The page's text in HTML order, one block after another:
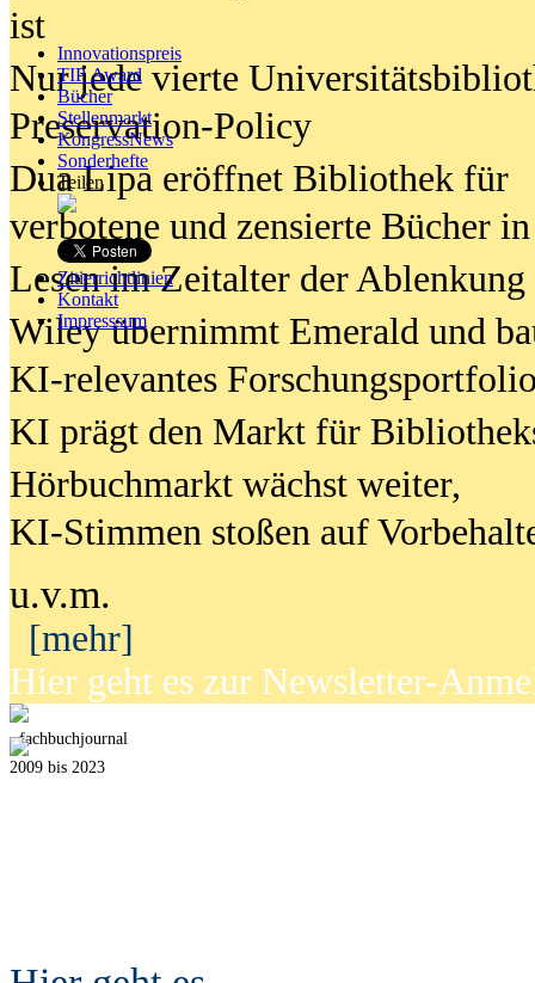
Innovationspreis
TIP Award
Bücher
Stellenmarkt
KongressNews
Sonderhefte
Teilen
Zitierrichtlinien
Kontakt
Impresssum
ist
Nur jede vierte
Preservation-Policy
Dua Lipa eröffnet Bibliothek für
verbotene und zensierte Bücher
Lesen im Zeitalter der Ablenkung
Wiley übernimmt Emerald und
KI-relevantes
KI prägt den Markt für
Hörbuchmarkt wächst weiter,
KI-Stimmen stoßen auf
u.v.m.
[mehr]
Hier geht es zur Newsletter-
fachbuchjournal
2009 bis 2023